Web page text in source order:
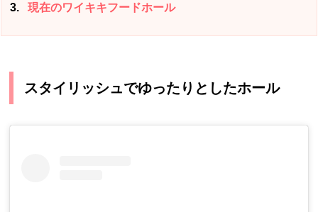
3 現在のワイキキフードホール
スタイリッシュでゆったりとしたホール